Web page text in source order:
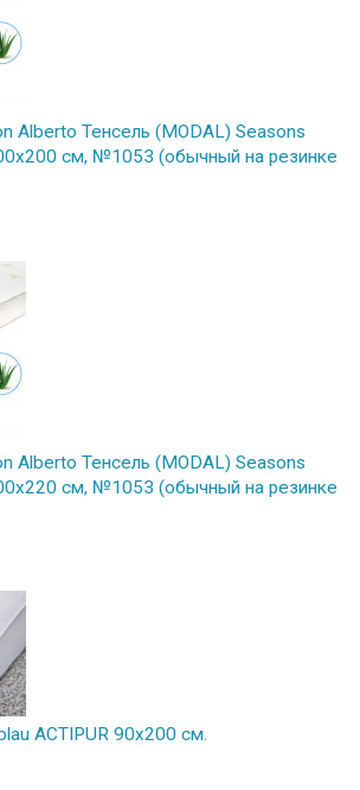
Alberto Тенсель (MODAL) Seasons
см, №1053 (обычный на резинке
Alberto Тенсель (MODAL) Seasons
см, №1053 (обычный на резинке
ACTIPUR 90х200 см.